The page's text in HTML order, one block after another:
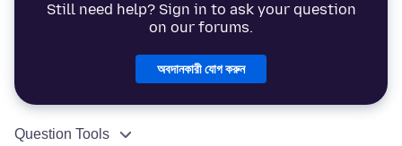
Still need help? Sign in to ask your question
on our forums.
অবদানকারী যোগ করুন
Question Tools